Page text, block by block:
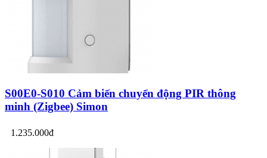
S00E0-S010 Cảm biến chuyển động PIR thông
minh (Zigbee) Simon
1.235.000đ